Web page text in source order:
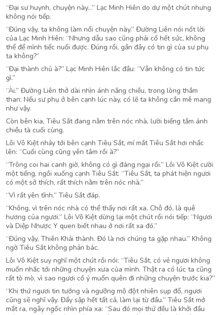
“Đại sư huynh, chuyện này…” Lạc Minh Hiên do dự một chút nhưng
không nói tiếp.
“Đúng vậy, ta không làm nổi chuyện này.” Đường Liên nói nốt lời
của Lạc Minh Hiên: “Nhưng dẫu sao cũng phải cố hết sức, không
thể để mình tiếc nuối được. Đúng rồi, gần đây có tin gì của sư phụ
ta không?”
“Đại thành chủ à?” Lạc Minh Hiên lắc đầu: “Vẫn không có tin tức
gì.”
“Ài.” Đường Liên thở dài nhìn ánh nắng chiều, trong lòng thầm
than: Nếu sư phụ ở bên cạnh lúc này, có lẽ ta không cần mê mang
như vậy.
Còn bên kia, Tiêu Sắt đang nằm trên nóc nhà, lười biếng tắm ánh
chiều tà cuối cùng.
Lôi Vô Kiệt nhảy tới bên cạnh Tiêu Sắt, mí mắt Tiêu Sắt hơi nhấc
lên: “Cuối cùng cũng yên tâm rồi à?”
“Trông coi hai canh giờ, không có gì đáng ngại rồi.” Lôi Vô Kiệt cười
một tiếng, ngồi xuống cạnh Tiêu Sắt: “Tiêu Sắt, ta phát hiện ngươi
có một sở thích, rất thích nằm trên nóc nhà.”
“Vì rất yên tĩnh.” Tiêu Sắt đáp.
“Không, vì trên nóc nhà có thể thấy nơi rất xa. Chỗ đó, là quê
hương của ngươi.” Lôi Vô Kiệt dừng lại một chút rồi nói tiếp: “Ngươi
và Diệp Nhược Y quen biết nhau ở nơi rất xa đó.”
“Đúng vậy, Thiên Khải thành. Đó là nơi chúng ta gặp nhau.” Không
ngờ Tiêu Sắt không phản bác.
Lôi Vô Kiệt suy nghĩ một chút rồi nói: “Tiêu Sắt, có vẻ ngươi không
muốn nhắc tới những chuyện xưa của mình. Thật ra có lúc ta cũng
rất tò mò, vì sao ngươi cố ý muốn quên đi những chuyện trước kia?”
“Khi thứ ngươi tin tưởng và ngưỡng mộ đột nhiên sụp đổ, ngươi
cũng sẽ nghĩ vậy. Đẩy sập hết tất cả, làm lại từ đầu.” Tiêu Sắt mở
mắt ra, ngây ngốc nhìn phía xa: “Sau đó mọi thứ đều là khởi đầu